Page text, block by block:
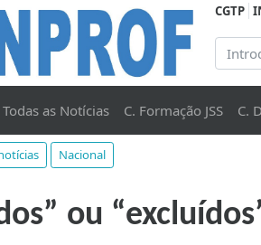
CGTP
Todas as Notícias C. Formação JSS C.
Nacional
ou